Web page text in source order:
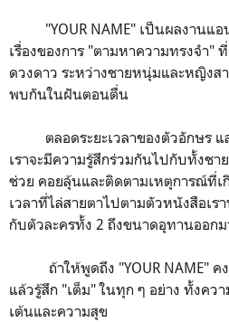
"YOUR NAME" เป็นผลงานแอ
เรื่องของการ "ตามหาความทรงจำ"
ดวงดาว ระหว่างชายหนุ่มและหญิง
พบกันในฝันตอนตื่น
ตลอดระยะเวลาของตัวอักษร แล
เราจะมีความรู้สึกร่วมกันไปกับทั้งชา
ช่วย คอยลุ้นและติดตามเหตุการณ์ที่เ
เวลาที่ไล่สายตาไปตามตัวหนังสือเร
กับตัวละครทั้ง 2 ถึงขนาดอุทานออกม
ถ้าให้พูดถึง "YOUR NAME" คง
แล้วรู้สึก "เต็ม" ในทุก ๆ อย่าง ทั้งคว
เต้นและความสุข